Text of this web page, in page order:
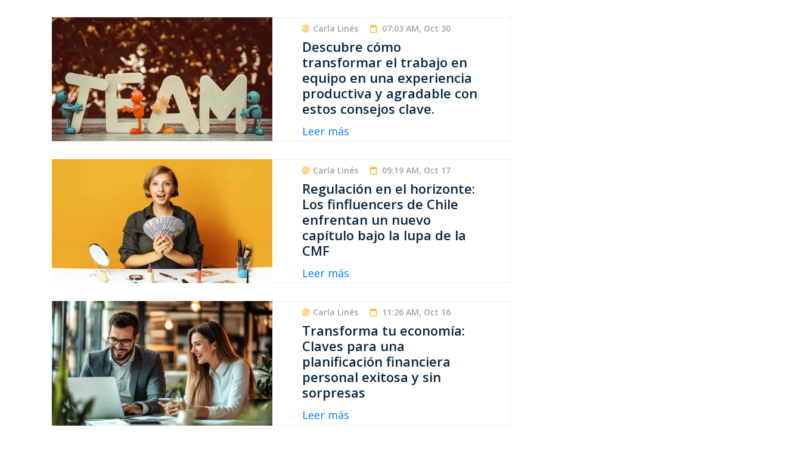
Carla Linés 07:03 AM, Oct 30
Descubre cómo
transformar el trabajo en
equipo en una experiencia
productiva y agradable con
estos consejos clave.
Leer más
Carla Linés 09:19 AM, Oct 17
Regulación en el horizonte:
Los finfluencers de Chile
enfrentan un nuevo
capítulo bajo la lupa de la
CMF
Leer más
Carla Linés 11:26 AM, Oct 16
Transforma tu economía:
Claves para una
planificación financiera
personal exitosa y sin
sorpresas
Leer más